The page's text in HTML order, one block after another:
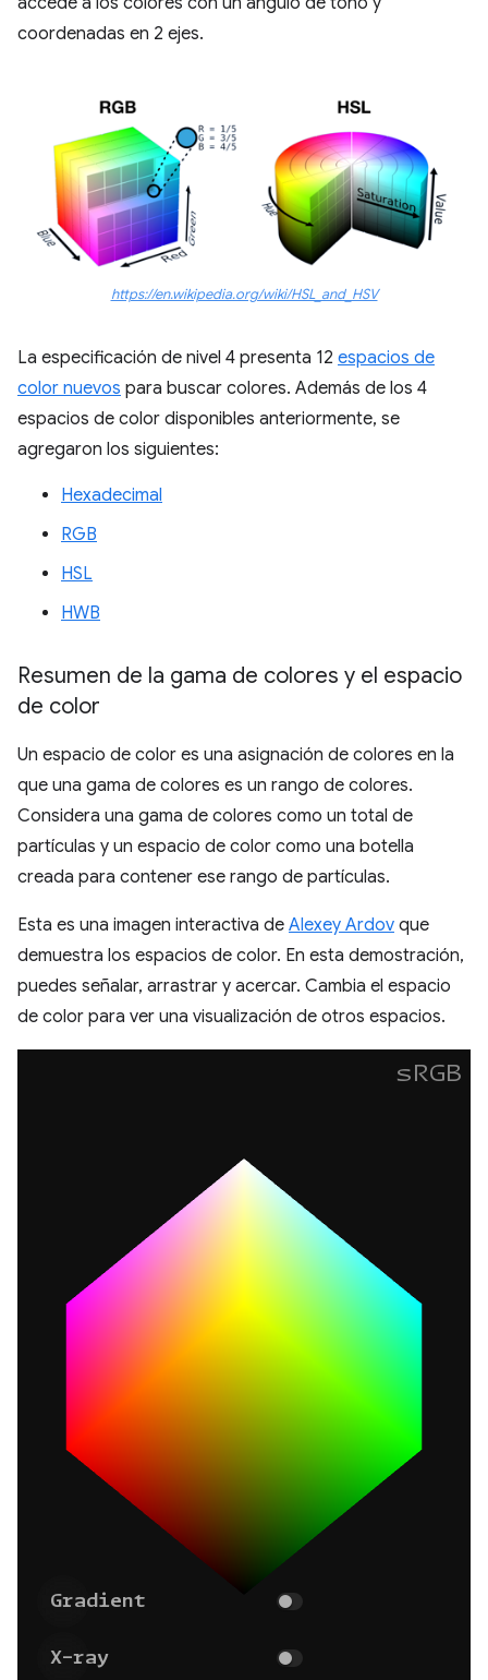
coordenadas en 2 ejes.
https://en.wikipedia.org/wiki/HSL_and_HSV
La especificación de nivel 4 presenta 12 espacios de
color nuevos para buscar colores. Además de los 4
espacios de color disponibles anteriormente, se
agregaron los siguientes:
Hexadecimal
RGB
HSL
HWB
Resumen de la gama de colores y el espacio
de color
Un espacio de color es una asignación de colores en la
que una gama de colores es un rango de colores.
Considera una gama de colores como un total de
partículas y un espacio de color como una botella
creada para contener ese rango de partículas.
Esta es una imagen interactiva de Alexey Ardov que
demuestra los espacios de color. En esta demostración,
puedes señalar, arrastrar y acercar. Cambia el espacio
de color para ver una visualización de otros espacios.